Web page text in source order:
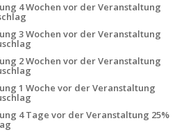
4 Wochen vor der Veranstaltung
3 Wochen vor der Veranstaltung
2 Wochen vor der Veranstaltung
1 Woche vor der Veranstaltung
4 Tage vor der Veranstaltung 25%